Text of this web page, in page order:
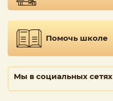
Помочь школе
Мы в социальных сетях